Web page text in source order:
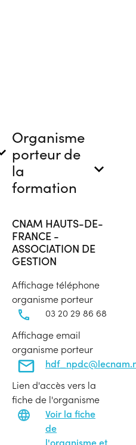
Organisme
porteur de
la
formation
CNAM HAUTS-DE-
FRANCE -
ASSOCIATION DE
GESTION
Affichage téléphone
organisme porteur
03 20 29 86 68
Affichage email
organisme porteur
Lien d'accès vers la
fiche de l'organisme
Voir la fiche
de
l'organisme et